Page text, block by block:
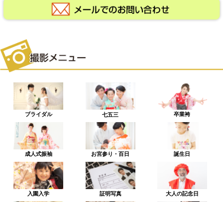
ブライダル 七五三 卒業袴
成人式振袖 お宮参り・百日 誕生日
入園入学 証明写真 大人の記念日